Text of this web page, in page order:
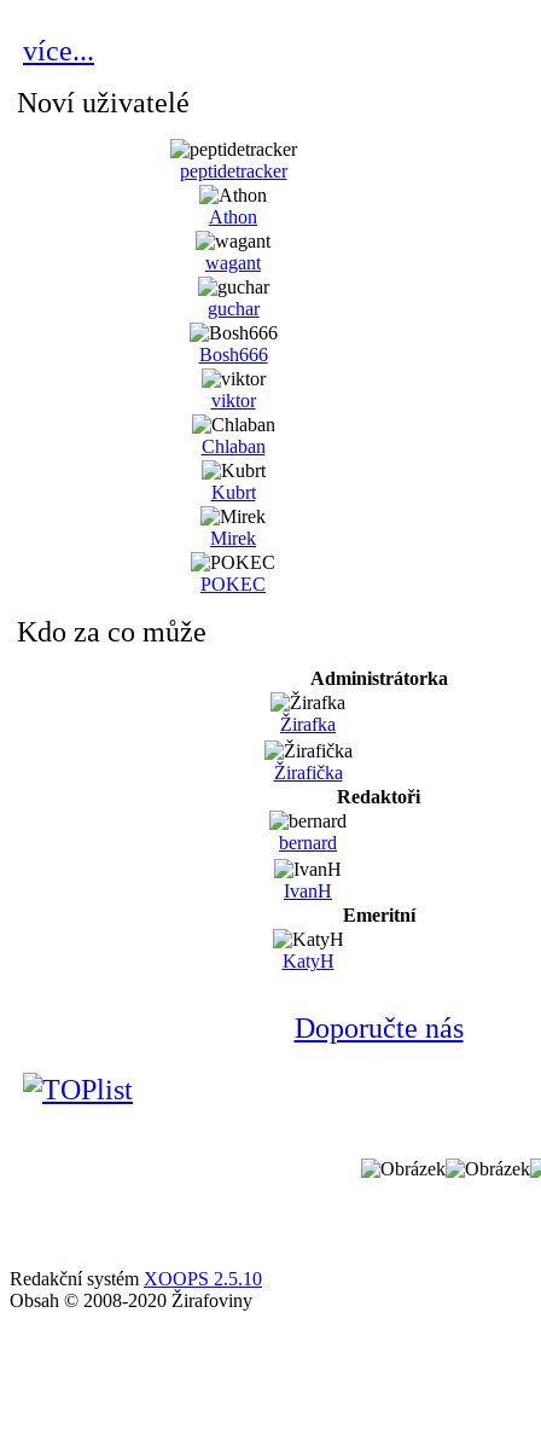
více...
Noví uživatelé
peptidetracker
Athon
wagant
guchar
Bosh666
viktor
Chlaban
Kubrt
Mirek
POKEC
Kdo za co může
Administrátorka
Žirafka
Žirafička
Redaktoři
bernard
IvanH
Emeritní
KatyH
Doporučte nás
Redakční systém XOOPS 2.5.10
Obsah © 2008-2020 Žirafoviny